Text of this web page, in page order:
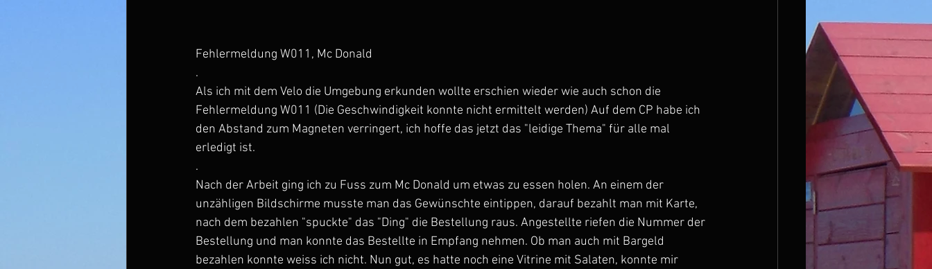
Fehlermeldung W011, Mc Donald
.
Als ich mit dem Velo die Umgebung erkunden wollte erschien wieder wie auch schon die
Fehlermeldung W011 (Die Geschwindigkeit konnte nicht ermittelt werden) Auf dem CP habe ich
den Abstand zum Magneten verringert, ich hoffe das jetzt das "leidige Thema" für alle mal
erledigt ist.
.
Nach der Arbeit ging ich zu Fuss zum Mc Donald um etwas zu essen holen. An einem der
unzähligen Bildschirme musste man das Gewünschte eintippen, darauf bezahlt man mit Karte,
nach dem bezahlen "spuckte" das "Ding" die Bestellung raus. Angestellte riefen die Nummer der
Bestellung und man konnte das Bestellte in Empfang nehmen. Ob man auch mit Bargeld
bezahlen konnte weiss ich nicht. Nun gut, es hatte noch eine Vitrine mit Salaten, konnte mir